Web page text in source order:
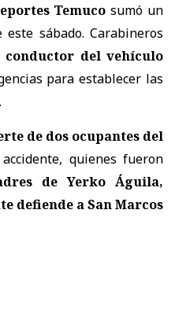
Temuco sumó un
sábado. Carabineros
conductor del vehículo
para establecer las
de dos ocupantes del
quienes fueron
de Yerko Águila,
defiende a San Marcos